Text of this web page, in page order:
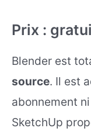
Prix :
Blender est
source. Il est
abonnement
SketchUp